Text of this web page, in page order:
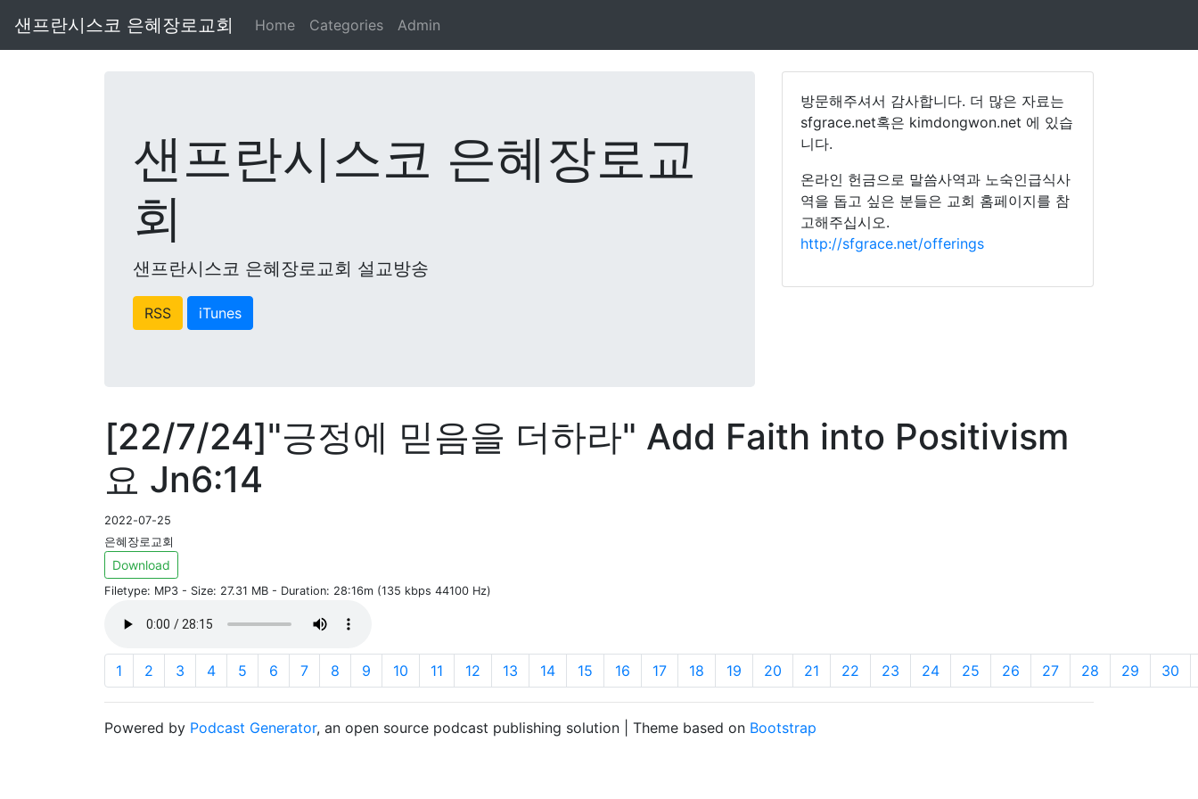
샌프란시스코 은혜장로교회 Home Categories Admin
샌프란시스코 은혜장로교
회
샌프란시스코 은혜장로교회 설교방송
RSS iTunes
방문해주셔서 감사합니다. 더 많은 자료는
sfgrace.net혹은 kimdongwon.net 에 있습
니다.
온라인 헌금으로 말씀사역과 노숙인급식사
역을 돕고 싶은 분들은 교회 홈페이지를 참
고해주십시오.
http://sfgrace.net/offerings
[22/7/24]"긍정에 믿음을 더하라" Add Faith into Positivism
요 Jn6:14
2022-07-25
은혜장로교회
Download
Filetype: MP3 - Size: 27.31 MB - Duration: 28:16m (135 kbps 44100 Hz)
1 2 3 4 5 6 7 8 9 10 11 12 13 14 15 16 17 18 19 20 21 22 23 24 25 26 27 28 29 30
Powered by Podcast Generator, an open source podcast publishing solution | Theme based on Bootstrap